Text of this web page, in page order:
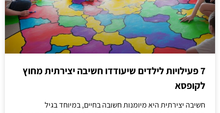
7 פעילויות לילדים שיעודדו חשיבה יצירתית מחוץ
לקופסא
חשיבה יצירתית היא מיומנות חשובה בחיים, במיוחד בגיל